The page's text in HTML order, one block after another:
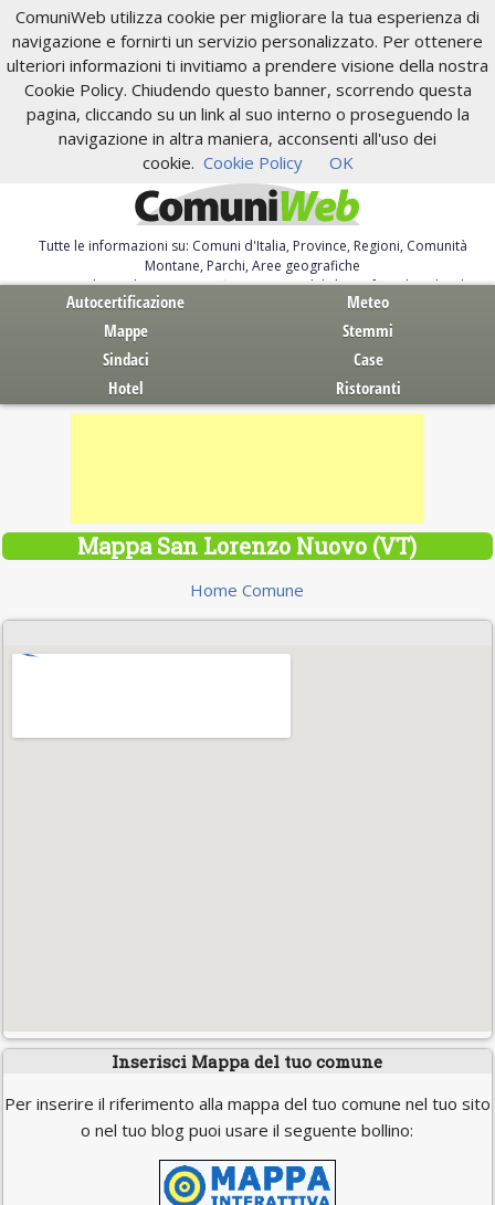
ComuniWeb utilizza cookie per migliorare la tua esperienza di
navigazione e fornirti un servizio personalizzato. Per ottenere
ulteriori informazioni ti invitiamo a prendere visione della nostra
Cookie Policy. Chiudendo questo banner, scorrendo questa
pagina, cliccando su un link al suo interno o proseguendo la
navigazione in altra maniera, acconsenti all'uso dei
cookie. Cookie Policy OK
Tutte le informazioni su: Comuni d'Italia, Province, Regioni, Comunità
Montane, Parchi, Aree geografiche
Servizi al Cittadino. Autocertificazione, moduli, leggi, free download
Autocertificazione
Meteo
Mappe
Stemmi
Sindaci
Case
Hotel
Ristoranti
Mappa San Lorenzo Nuovo (VT)
Home Comune
Inserisci Mappa del tuo comune
Per inserire il riferimento alla mappa del tuo comune nel tuo sito
o nel tuo blog puoi usare il seguente bollino: